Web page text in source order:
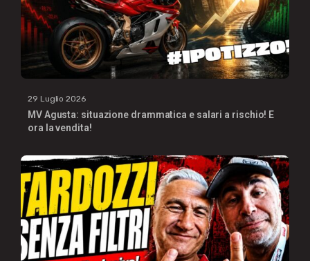
29 Luglio 2026
MV Agusta: situazione drammatica e salari a rischio! E
ora la vendita!